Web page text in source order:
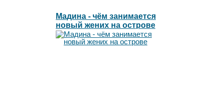
Мадина - чём занимается
новый жених на острове